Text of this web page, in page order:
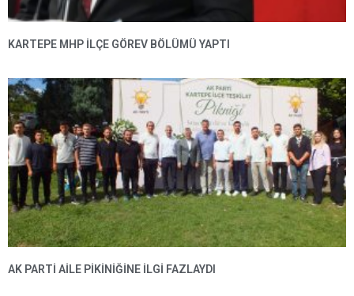
KARTEPE MHP ILÇE GÖREV BÖLÜMÜ YAPTI
AK PARTI AILE PIKINIĞINE İLGI FAZLAYDI